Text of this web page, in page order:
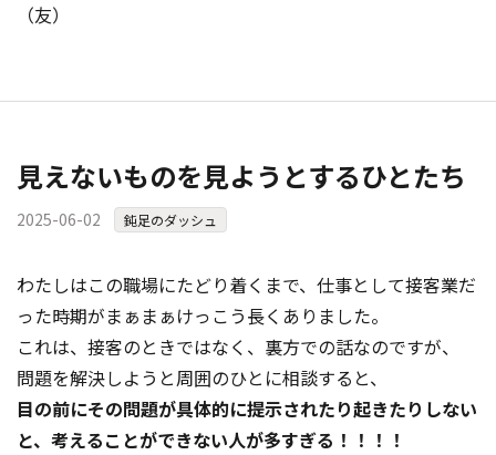
（友）
見えないものを見ようとするひとたち
2025-06-02 鈍足のダッシュ
わたしはこの職場にたどり着くまで、仕事として接客業だ
った時期がまぁまぁけっこう長くありました。
これは、接客のときではなく、裏方での話なのですが、
問題を解決しようと周囲のひとに相談すると、
目の前にその問題が具体的に提示されたり起きたりしない
と、考えることができない人が多すぎる！！！！